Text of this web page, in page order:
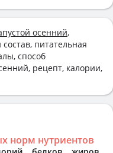
осенний,
питательная
способ
рецепт, калории,
норм нутриентов